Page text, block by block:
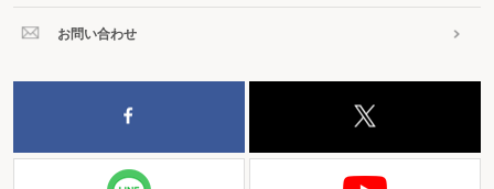
お問い合わせ